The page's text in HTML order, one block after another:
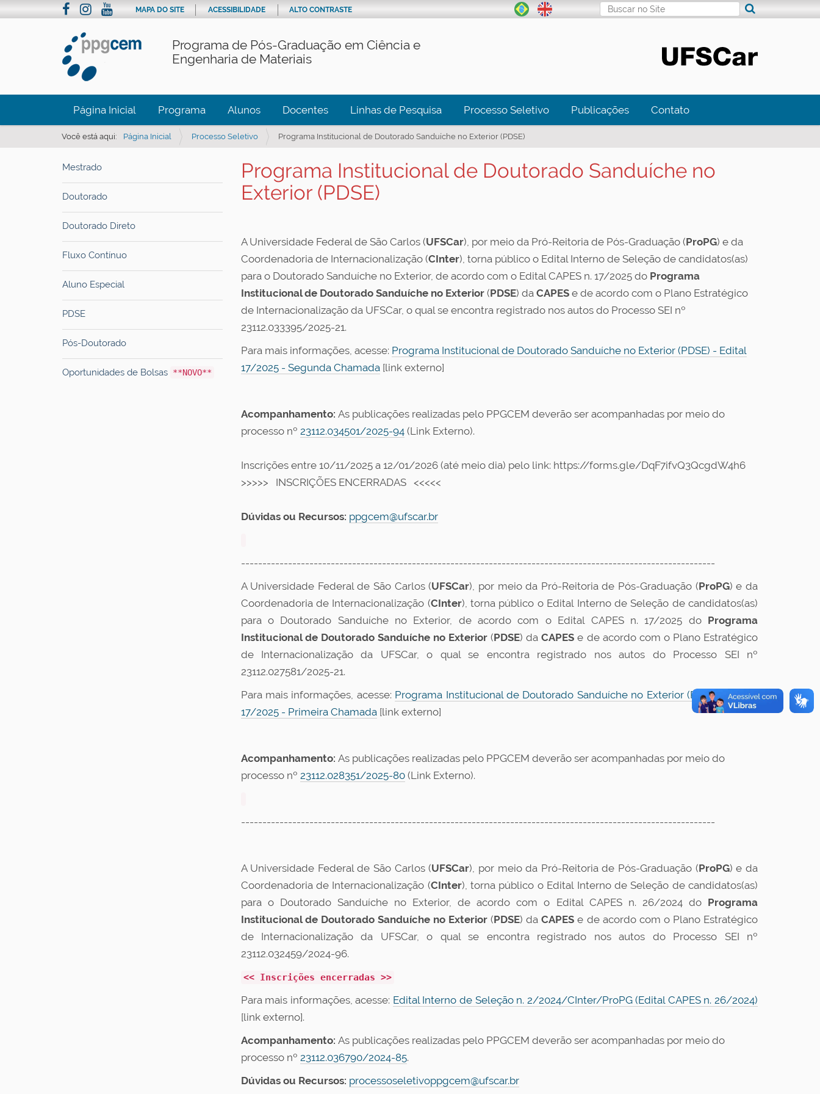
Programa de Pós-Graduação em Ciência e
Engenharia de Materiais
Busca
MAPA DO SITE ACESSIBILIDADE ALTO CONTRASTE
Página Inicial Programa Alunos Docentes Linhas de Pesquisa Processo Seletivo Publicações Contato
Você está aqui: Página Inicial Processo Seletivo Programa Institucional de Doutorado Sanduíche no Exterior (PDSE)
Mestrado
Doutorado
Doutorado Direto
Fluxo Contínuo
Aluno Especial
PDSE
Pós-Doutorado
Oportunidades de Bolsas **NOVO**
Programa Institucional de Doutorado Sanduíche no
Exterior (PDSE)
A Universidade Federal de São Carlos (UFSCar), por meio da Pró-Reitoria de Pós-Graduação (ProPG) e da
Coordenadoria de Internacionalização (CInter), torna público o Edital Interno de Seleção de candidatos(as)
para o Doutorado Sanduíche no Exterior, de acordo com o Edital CAPES n. 17/2025 do Programa
Institucional de Doutorado Sanduíche no Exterior (PDSE) da CAPES e de acordo com o Plano Estratégico
de Internacionalização da UFSCar, o qual se encontra registrado nos autos do Processo SEI nº
23112.033395/2025-21.
Para mais informações, acesse: Programa Institucional de Doutorado Sanduíche no Exterior (PDSE) - Edital
17/2025 - Segunda Chamada [link externo]
Acompanhamento: As publicações realizadas pelo PPGCEM deverão ser acompanhadas por meio do
processo nº 23112.034501/2025-94(Link Externo).
Inscrições entre 10/11/2025 a 12/01/2026 (até meio dia) pelo link: https://forms.gle/DqF7ifvQ3QcgdW4h6
>>>>> INSCRIÇÕES ENCERRADAS <<<<<
Dúvidas ou Recursos: ppgcem@ufscar.br
---------------------------------------------------------------------------------------------------------------
A Universidade Federal de São Carlos (UFSCar), por meio da Pró-Reitoria de Pós-Graduação (ProPG) e da
Coordenadoria de Internacionalização (CInter), torna público o Edital Interno de Seleção de candidatos(as)
para o Doutorado Sanduíche no Exterior, de acordo com o Edital CAPES n. 17/2025 do Programa
Institucional de Doutorado Sanduíche no Exterior (PDSE) daCAPES e de acordo com o Plano Estratégico
de Internacionalização da UFSCar, o qual se encontra registrado nos autos do Processo SEI nº
23112.027581/2025-21.
Para mais informações, acesse: Programa Institucional de Doutorado Sanduíche no Exterior (PDSE) - Edital
17/2025 - Primeira Chamada[link externo]
Acompanhamento: As publicações realizadas pelo PPGCEM deverão ser acompanhadas por meio do
processo nº 23112.028351/2025-80(Link Externo).
---------------------------------------------------------------------------------------------------------------
A Universidade Federal de São Carlos (UFSCar), por meio da Pró-Reitoria de Pós-Graduação (ProPG) e da
Coordenadoria de Internacionalização (CInter), torna público o Edital Interno de Seleção de candidatos(as)
para o Doutorado Sanduíche no Exterior, de acordo com o Edital CAPES n. 26/2024 do Programa
Institucional de Doutorado Sanduíche no Exterior (PDSE) daCAPES e de acordo com o Plano Estratégico
de Internacionalização da UFSCar, o qual se encontra registrado nos autos do Processo SEI nº
23112.032459/2024-96.
<< Inscrições encerradas >>
Para mais informações, acesse: Edital Interno de Seleção n. 2/2024/CInter/ProPG (Edital CAPES n. 26/2024)
[link externo].
Acompanhamento: As publicações realizadas pelo PPGCEM deverão ser acompanhadas por meio do
processo nº 23112.036790/2024-85.
Dúvidas ou Recursos: processoseletivoppgcem@ufscar.br